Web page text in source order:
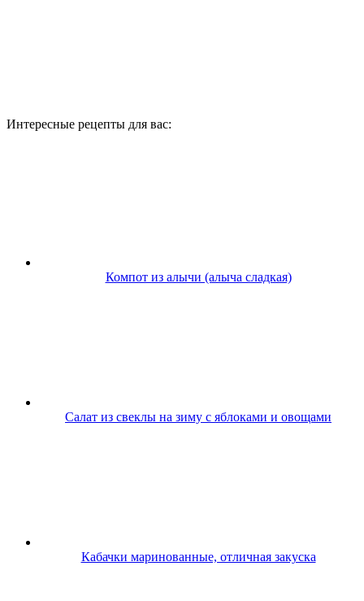
Интересные рецепты для вас:
Компот из алычи (алыча сладкая)
Салат из свеклы на зиму с яблоками и овощами
Кабачки маринованные, отличная закуска